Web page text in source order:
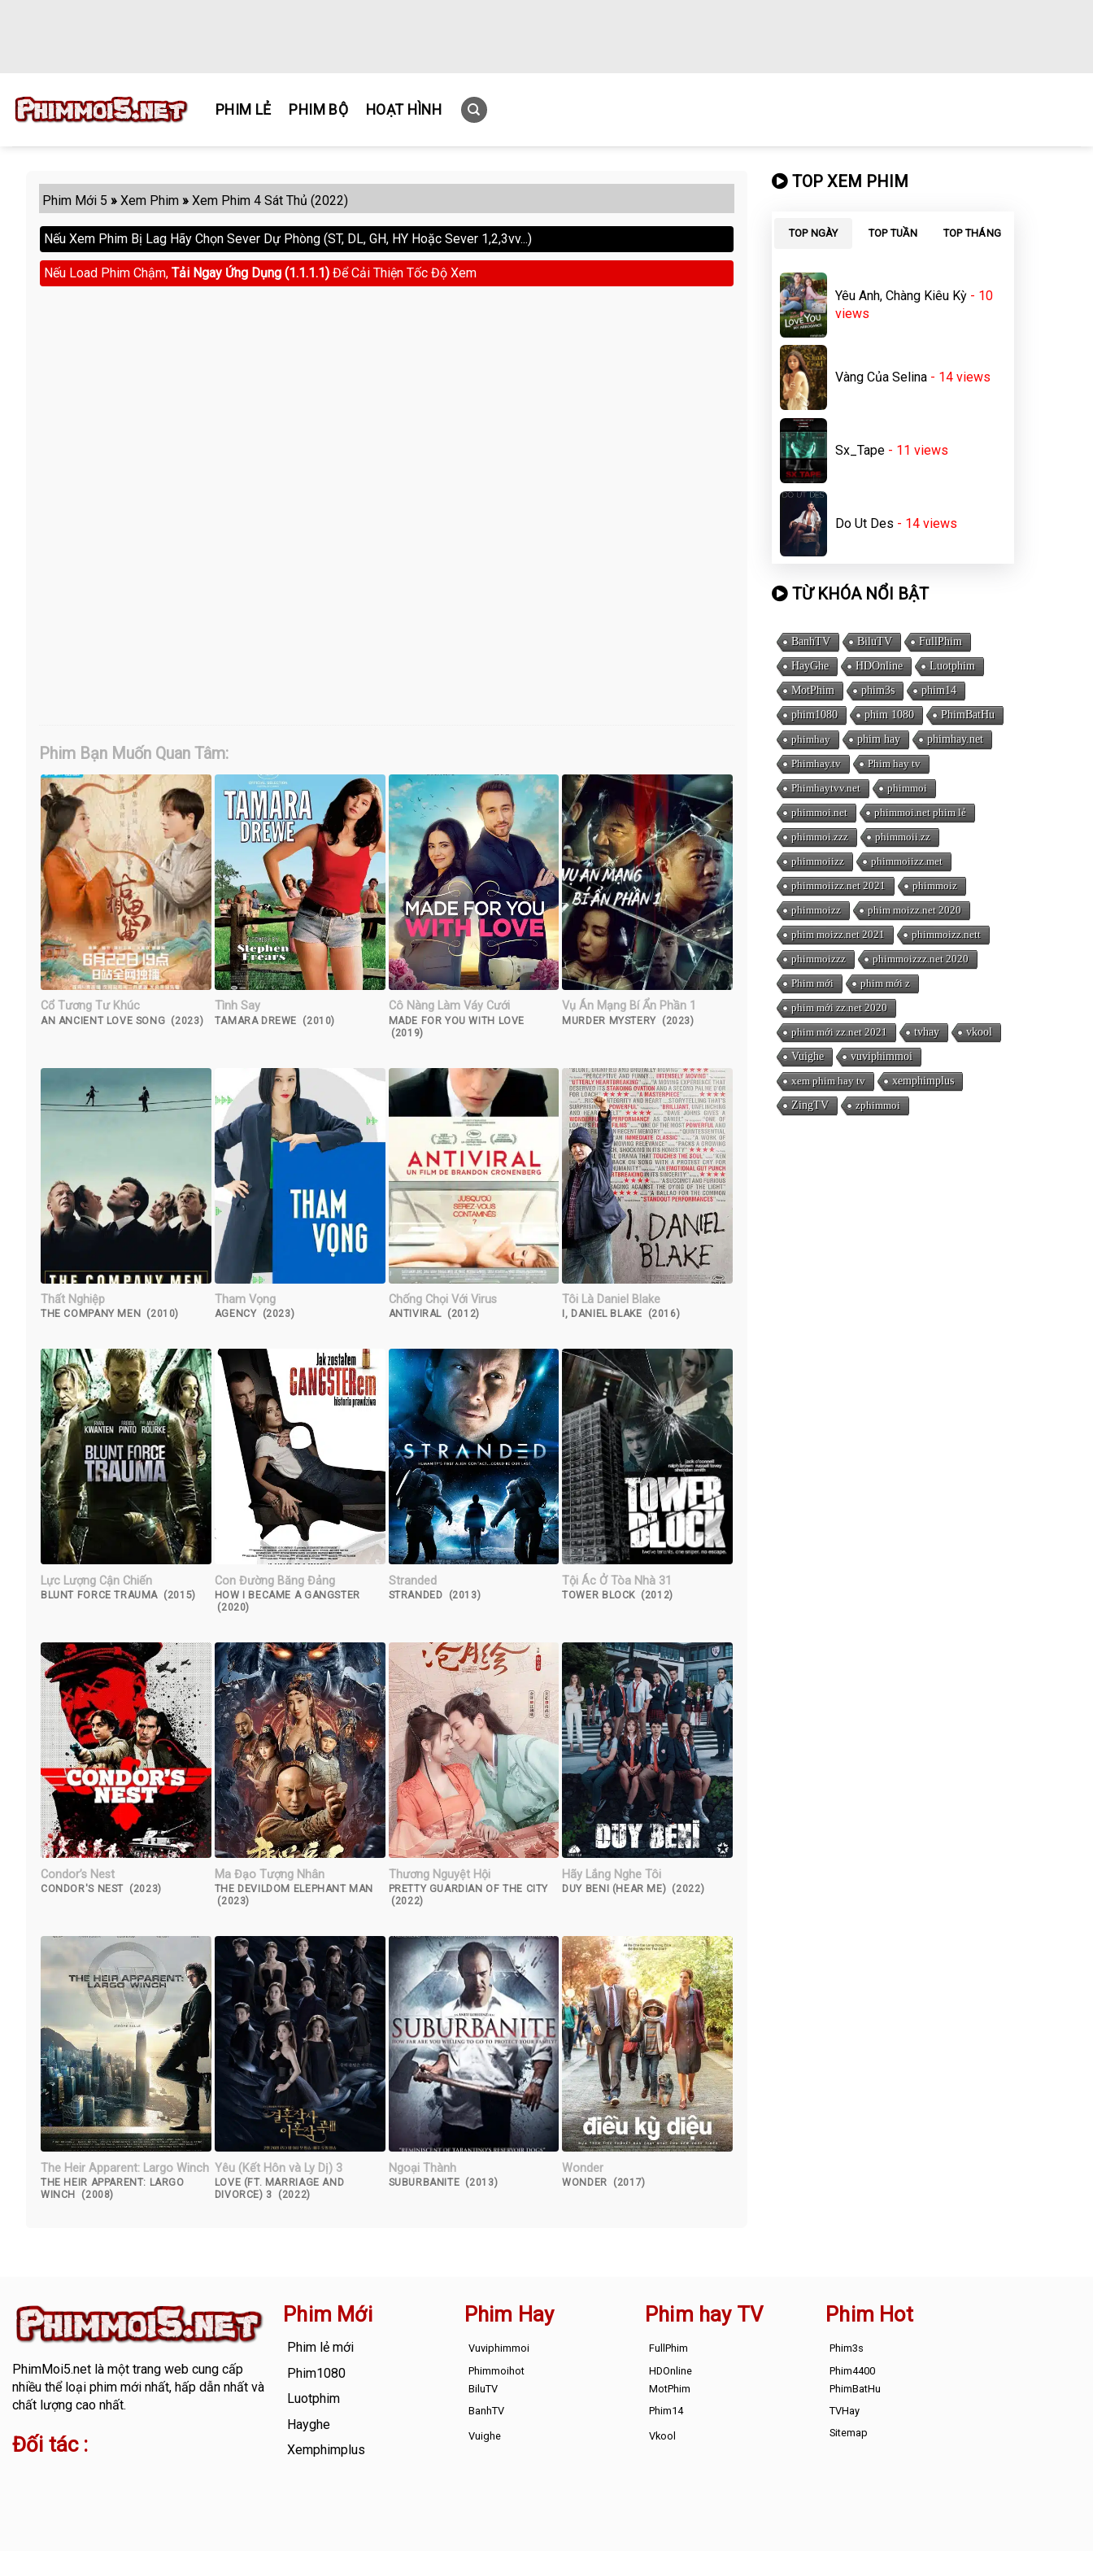
PHIM LẺ PHIM BỘ HOẠT HÌNH
Phim Mới 5 » Xem Phim » Xem Phim 4 Sát Thủ (2022)
Nếu Xem Phim Bị Lag Hãy Chọn Sever Dự Phòng (ST, DL, GH, HY Hoặc Sever 1,2,3vv...)
Nếu Load Phim Chậm, Tải Ngay Ứng Dụng (1.1.1.1) Để Cải Thiện Tốc Độ Xem
Phim Bạn Muốn Quan Tâm:
Cổ Tương Tư Khúc
AN ANCIENT LOVE SONG (2023)
Tình Say
TAMARA DREWE (2010)
Cô Nàng Làm Váy Cưới
MADE FOR YOU WITH LOVE
(2019)
Vụ Án Mạng Bí Ẩn Phần 1
MURDER MYSTERY (2023)
Thất Nghiệp
THE COMPANY MEN (2010)
Tham Vọng
AGENCY (2023)
Chống Chọi Với Virus
ANTIVIRAL (2012)
Tôi Là Daniel Blake
I, DANIEL BLAKE (2016)
Lực Lượng Cận Chiến
BLUNT FORCE TRAUMA (2015)
Con Đường Băng Đảng
HOW I BECAME A GANGSTER
(2020)
Stranded
STRANDED (2013)
Tội Ác Ở Tòa Nhà 31
TOWER BLOCK (2012)
Condor’s Nest
CONDOR'S NEST (2023)
Ma Đạo Tượng Nhân
THE DEVILDOM ELEPHANT MAN
(2023)
Thương Nguyệt Hội
PRETTY GUARDIAN OF THE CITY
(2022)
Hãy Lắng Nghe Tôi
DUY BENI (HEAR ME) (2022)
The Heir Apparent: Largo Winch
THE HEIR APPARENT: LARGO
WINCH (2008)
Yêu (Kết Hôn và Ly Dị) 3
LOVE (FT. MARRIAGE AND
DIVORCE) 3 (2022)
Ngoại Thành
SUBURBANITE (2013)
Wonder
WONDER (2017)
TOP XEM PHIM
TOP NGÀY TOP TUẦN TOP THÁNG
Yêu Anh, Chàng Kiêu Kỳ - 10
views
Vàng Của Selina - 14 views
Sx_Tape - 11 views
Do Ut Des - 14 views
TỪ KHÓA NỔI BẬT
BanhTV BiluTV
FullPhim
HayGhe
HDOnline
Luotphim
MotPhim
phim3s
phim14
phim1080
phim 1080
PhimBatHu
phimhay
phim hay
phimhay.net
Phimhay.tv
Phim hay tv
Phimhaytvv.net
phimmoi
phimmoi.net
phimmoi.net phim lẻ
phimmoi.zzz
phimmoii.zz
phimmoiizz
phimmoiizz.met
phimmoiizz.net 2021
phimmoiz
phimmoizz
phim moizz.net 2020
phim moizz.net 2021
phimmoizz.nett
phimmoizzz
phimmoizzz.net 2020
Phim mới
phim mới z
phim mới zz.net 2020
phim mới zz.net 2021
tvhay
vkool
Vuighe
vuviphimmoi
xem phim hay tv
xemphimplus
ZingTV
zphimmoi
PhimMoi5.netlà một trang web cung cấp
nhiều thể loại phim mới nhất, hấp dẫn nhất và
chất lượng cao nhất.
Đối tác :
Phim Mới
Phim lẻ mới
Phim1080
Luotphim
Hayghe
Xemphimplus
Phim Hay
Vuviphimmoi
Phimmoihot
BiluTV
BanhTV
Vuighe
Phim hay TV
FullPhim
HDOnline
MotPhim
Phim14
Vkool
Phim Hot
Phim3s
Phim4400
PhimBatHu
TVHay
Sitemap